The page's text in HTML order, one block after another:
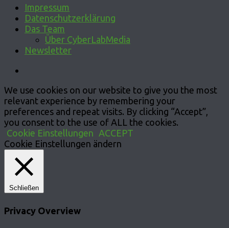
Impressum
Datenschutzerklärung
Das Team
Über CyberLabMedia
Newsletter
We use cookies on our website to give you the most
relevant experience by remembering your
preferences and repeat visits. By clicking “Accept”,
you consent to the use of ALL the cookies.
Cookie Einstellungen ACCEPT
Cookie Einstellungen ändern
Schließen
Privacy Overview